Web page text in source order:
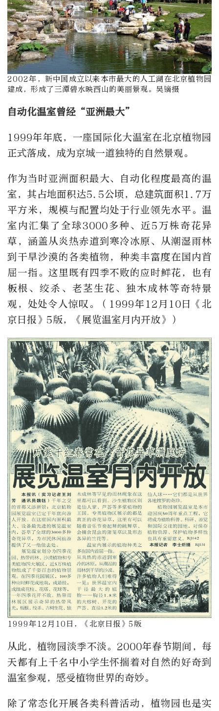
2002年，新中国成立以来本市最大的人工湖在北京植物园
建成，形成了三潭碧水映西山的美丽景观。吴镝摄
自动化温室曾经“亚洲最大”
1999年年底，一座国际化大温室在北京植物园
正式落成，成为京城一道独特的自然景观。
作为当时亚洲面积最大、自动化程度最高的温
室，其占地面积达5.5公顷，总建筑面积1.7万
平方米，规模与配置均处于行业领先水平。温
室内汇集了全球3000多种、近5万株奇花异
草，涵盖从炎热赤道到寒冷冰原、从潮湿雨林
到干旱沙漠的各类植物，种类丰富度在国内首
屈一指。这里既有四季不败的应时鲜花，也有
板根、绞杀、老茎生花、独木成林等奇特景
观，处处令人惊叹。（1999年12月10日《北
京日报》5版，《展览温室月内开放》）
1999年12月10日，《北京日报》5版
从此，植物园淡季不淡。2000年春节期间，每
天都有上千名中小学生怀揣着对自然的好奇到
温室参观，感受植物世界的奇妙。
除了常态化开展各类科普活动，植物园也是实